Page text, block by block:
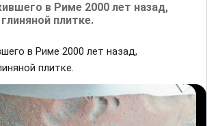
в Риме 2000 лет назад,
плитке.
в Риме 2000 лет назад,
плитке.